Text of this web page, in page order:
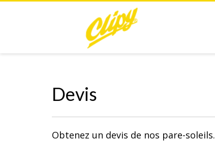
Devis
Obtenez un devis de nos pare-soleils.